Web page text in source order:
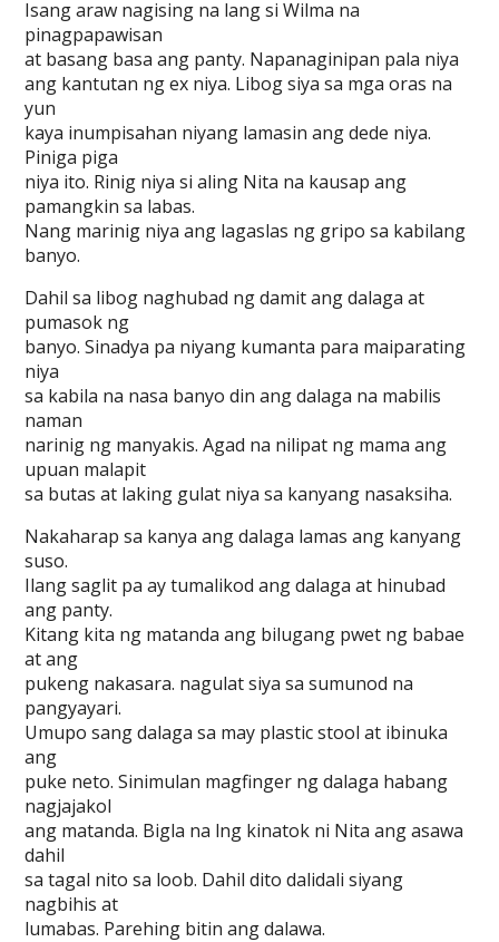
Isang araw nagising na lang si Wilma na
pinagpapawisan
at basang basa ang panty. Napanaginipan pala niya
ang kantutan ng ex niya. Libog siya sa mga oras na
yun
kaya inumpisahan niyang lamasin ang dede niya.
Piniga piga
niya ito. Rinig niya si aling Nita na kausap ang
pamangkin sa labas.
Nang marinig niya ang lagaslas ng gripo sa kabilang
banyo.
Dahil sa libog naghubad ng damit ang dalaga at
pumasok ng
banyo. Sinadya pa niyang kumanta para maiparating
niya
sa kabila na nasa banyo din ang dalaga na mabilis
naman
narinig ng manyakis. Agad na nilipat ng mama ang
upuan malapit
sa butas at laking gulat niya sa kanyang nasaksiha.
Nakaharap sa kanya ang dalaga lamas ang kanyang
suso.
Ilang saglit pa ay tumalikod ang dalaga at hinubad
ang panty.
Kitang kita ng matanda ang bilugang pwet ng babae
at ang
pukeng nakasara. nagulat siya sa sumunod na
pangyayari.
Umupo sang dalaga sa may plastic stool at ibinuka
ang
puke neto. Sinimulan magfinger ng dalaga habang
nagjajakol
ang matanda. Bigla na lng kinatok ni Nita ang asawa
dahil
sa tagal nito sa loob. Dahil dito dalidali siyang
nagbihis at
lumabas. Parehing bitin ang dalawa.